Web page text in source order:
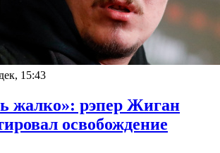
15:43
жалко»: рэпер Жиган
освобождение